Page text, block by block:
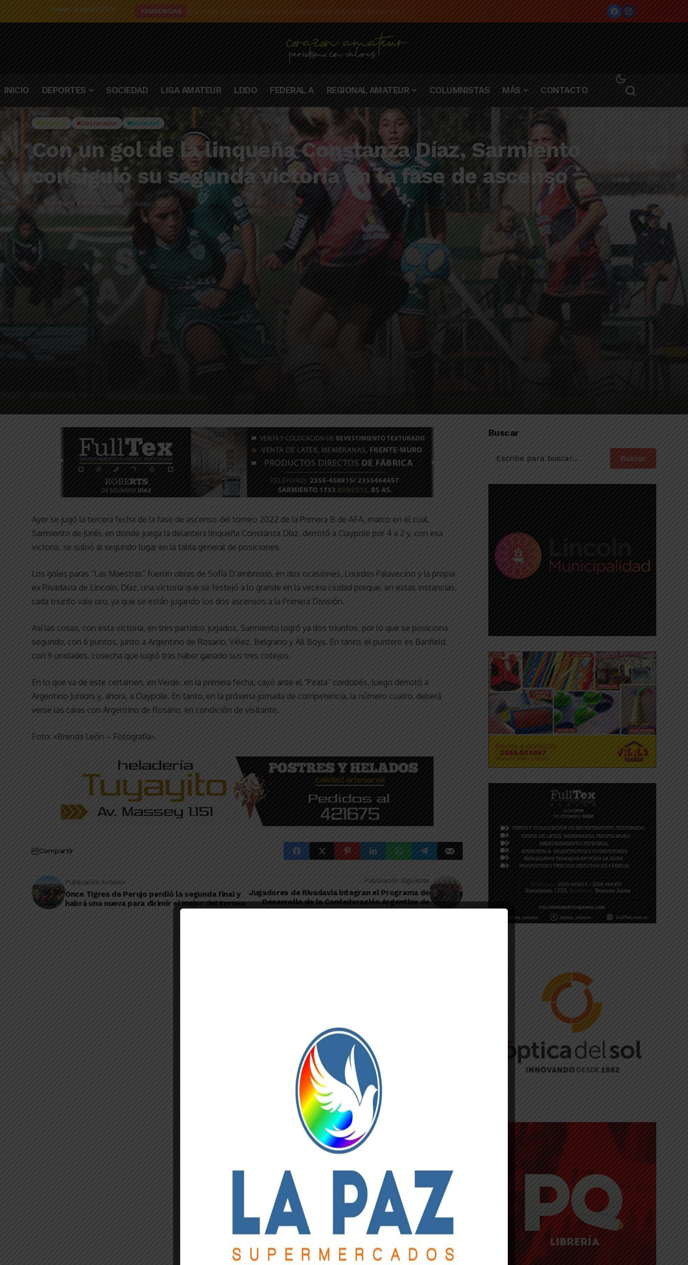
jueves , 6 agosto 2026 TENDENCIAS El detalle de la campaña de El Linqueño en el torneo Federal A 2025/2026
INICIO DEPORTES SOCIEDAD LIGA AMATEUR LDDO FEDERAL A REGIONAL AMATEUR COLUMNISTAS MÁS CONTACTO
Deporte Destacados Sociedad
Con un gol de la linqueña Constanza Díaz, Sarmiento
consiguió su segunda victoria en la fase de ascenso
Santiago Zambianchi 6 Junio, 2022
Ayer se jugó la tercera fecha de la fase de ascenso del torneo 2022 de la Primera B de AFA, marco en el cual,
Sarmiento de Junín, en donde juega la delantera linqueña Constanza Díaz, derrotó a Claypole por 4 a 2 y, con esa
victoria, se subió al segundo lugar en la tabla general de posiciones.
Los goles paras “Las Maestras” fueron obras de Sofía D’ambrosio, en dos ocasiones, Lourdes Palavecino y la propia
ex Rivadavia de Lincoln, Díaz, una victoria que se festejó a lo grande en la vecina ciudad porque, en estas instancias,
cada triunfo vale oro, ya que se están jugando los dos ascensos a la Primera División.
Así las cosas, con esta victoria, en tres partidos jugados, Sarmiento logró ya dos triunfos, por lo que se posiciona
segundo, con 6 puntos, junto a Argentino de Rosario, Vélez, Belgrano y All Boys. En tanto, el puntero es Banfield,
con 9 unidades, cosecha que logró tras haber ganado sus tres cotejos.
En lo que va de este certamen, en Verde, en la primera fecha, cayó ante el “Pirata” cordobés, luego derrotó a
Argentino Juniors y, ahora, a Claypole. En tanto, en la próxima jornada de competencia, la número cuatro, deberá
verse las caras con Argentino de Rosario, en condición de visitante.
Foto: «Brenda León – Fotografía».
Compartir
Publicación Anterior
Once Tigres de Perujo perdió la segunda final y
habrá una nueva para dirimir el mejor del torneo
Publicación Siguiente
Jugadores de Rivadavia integran el Programa de
Desarrollo de la Confederación Argentina de
Handball
Buscar
Buscar